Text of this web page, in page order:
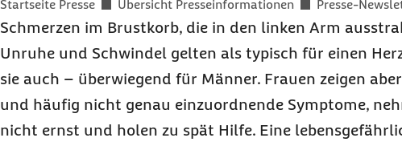
Sie befinden sich hier:
Startseite Presse Übersicht Presseinformationen Presse-
Schmerzen im Brustkorb, die in den linken Arm
Unruhe und Schwindel gelten als typisch für einen
sie auch – überwiegend für Männer. Frauen zeigen
und häufig nicht genau einzuordnende Symptome,
nicht ernst und holen zu spät Hilfe. Eine